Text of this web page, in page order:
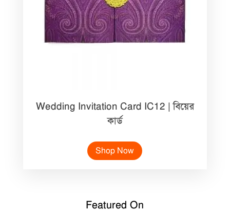
Wedding Invitation Card IC12 | বিয়ের
কার্ড
Shop Now
Featured On